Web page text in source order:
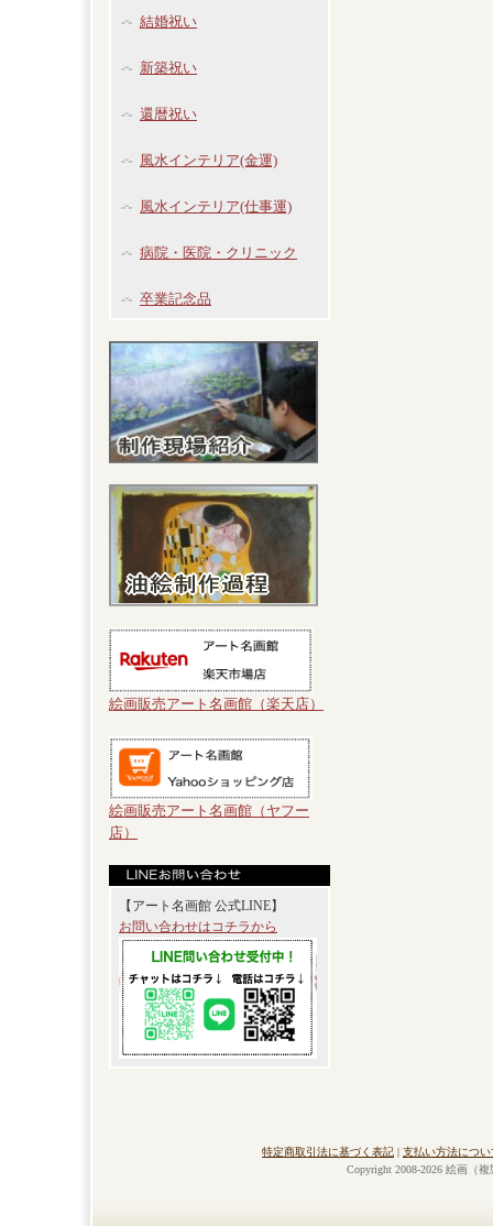
結婚祝い
新築祝い
還暦祝い
風水インテリア(金運)
風水インテリア(仕事運)
病院・医院・クリニック
卒業記念品
絵画販売アート名画館（楽天店）
絵画販売アート名画館（ヤフー
店）
【アート名画館 公式LINE】
お問い合わせはコチラから
特定商取引法に基づく表記 | 支払い方法につい
Copyright 2008-2026 絵画（